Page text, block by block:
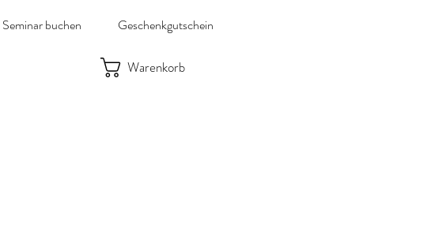
Seminar buchen Geschenkgutschein
Warenkorb